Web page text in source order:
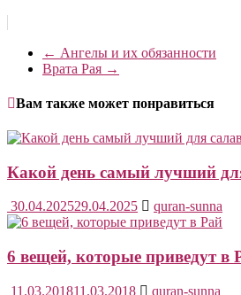
← Ангелы и их обязанности
Врата Рая →
Вам также может понравиться
Какой день самый лучший
30.04.202529.04.2025 quran-sunna
6 вещей, которые приведут в
11.03.201811.03.2018 quran-sunna